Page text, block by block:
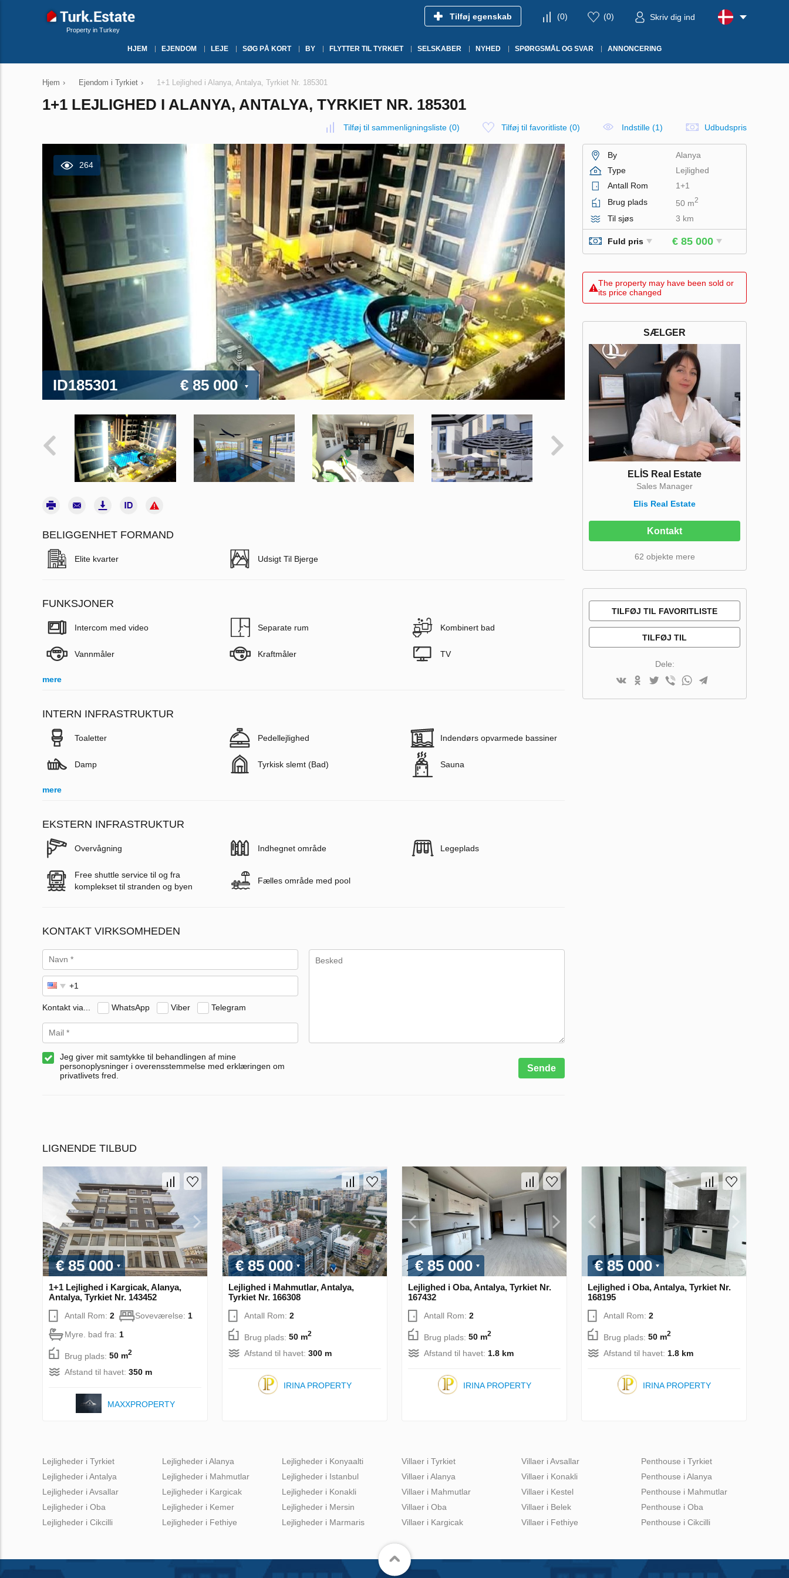
Property in Turkey
Tilføj egenskab (0) (0) Skriv dig ind
HJEM EJENDOM LEJE SØG PÅ KORT BY FLYTTER TIL TYRKIET SELSKABER NYHED SPØRGSMÅL OG SVAR ANNONCERING
Hjem › Ejendom i Tyrkiet › 1+1 Lejlighed i Alanya, Antalya, Tyrkiet Nr. 185301
1+1 LEJLIGHED I ALANYA, ANTALYA, TYRKIET NR. 185301
Tilføj til sammenligningsliste (0) Tilføj til favoritliste (0) Indstille (1) Udbudspris
264
ID185301 € 85 000
BELIGGENHET FORMAND
Elite kvarter Udsigt Til Bjerge
FUNKSJONER
Intercom med video Separate rum Kombinert bad
Vannmåler Kraftmåler TV
mere
INTERN INFRASTRUKTUR
Toaletter Pedellejlighed Indendørs opvarmede bassiner
Damp Tyrkisk slemt (Bad) Sauna
mere
EKSTERN INFRASTRUKTUR
Overvågning Indhegnet område Legeplads
Free shuttle service til og fra
komplekset til stranden og byen
Fælles område med pool
KONTAKT VIRKSOMHEDEN
Kontakt via... WhatsApp Viber Telegram
Jeg giver mit samtykke til behandlingen af mine
personoplysninger i overensstemmelse med erklæringen om
privatlivets fred.
Sende
By
Alanya
Type
Lejlighed
Antall Rom
1+1
Brug plads
50 m2
Til sjøs 3 km
Fuld pris € 85 000
The property may have been sold or
its price changed
SÆLGER
ELİS Real Estate
Sales Manager
Elis Real Estate
Kontakt
62 objekte mere
TILFØJ TIL FAVORITLISTE
TILFØJ TIL
Dele:
LIGNENDE TILBUD
€ 85 000
1+1 Lejlighed i Kargicak, Alanya,
Antalya, Tyrkiet Nr. 143452
Antall Rom: 2 Soveværelse: 1
Myre. bad fra: 1
Brug plads: 50 m2
Afstand til havet: 350 m
MAXXPROPERTY
€ 85 000
Lejlighed i Mahmutlar, Antalya,
Tyrkiet Nr. 166308
Antall Rom: 2
Brug plads: 50 m2
Afstand til havet: 300 m
IRINA PROPERTY
€ 85 000
Lejlighed i Oba, Antalya, Tyrkiet Nr.
167432
Antall Rom: 2
Brug plads: 50 m2
Afstand til havet: 1.8 km
IRINA PROPERTY
€ 85 000
Lejlighed i Oba, Antalya, Tyrkiet Nr.
168195
Antall Rom: 2
Brug plads: 50 m2
Afstand til havet: 1.8 km
IRINA PROPERTY
Lejligheder i Tyrkiet
Lejligheder i Antalya
Lejligheder i Avsallar
Lejligheder i Oba
Lejligheder i Cikcilli
Lejligheder i Alanya
Lejligheder i Mahmutlar
Lejligheder i Kargicak
Lejligheder i Kemer
Lejligheder i Fethiye
Lejligheder i Konyaalti
Lejligheder i Istanbul
Lejligheder i Konakli
Lejligheder i Mersin
Lejligheder i Marmaris
Villaer i Tyrkiet
Villaer i Alanya
Villaer i Mahmutlar
Villaer i Oba
Villaer i Kargicak
Villaer i Avsallar
Villaer i Konakli
Villaer i Kestel
Villaer i Belek
Villaer i Fethiye
Penthouse i Tyrkiet
Penthouse i Alanya
Penthouse i Mahmutlar
Penthouse i Oba
Penthouse i Cikcilli